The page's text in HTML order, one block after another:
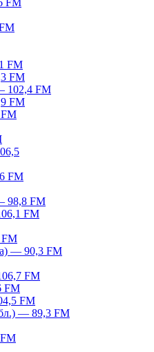
FM
FM
FM
102,4 FM
FM
FM
98,8 FM
FM
— 90,3 FM
FM
FM
FM
— 89,3 FM